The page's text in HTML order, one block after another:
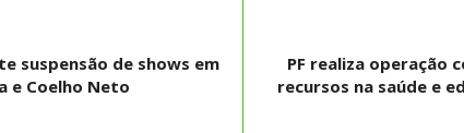
suspensão de shows em
e Coelho Neto
PF realiza operação
recursos na saúde e